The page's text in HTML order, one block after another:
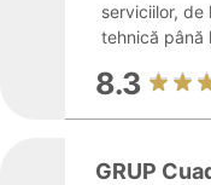
serviciilor, de
tehnică până
8.3
GRUP